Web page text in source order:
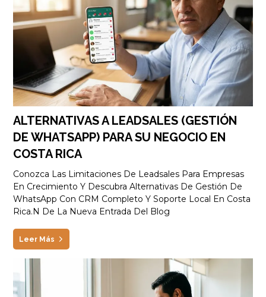
ALTERNATIVAS A LEADSALES (GESTIÓN
DE WHATSAPP) PARA SU NEGOCIO EN
COSTA RICA
Conozca Las Limitaciones De Leadsales Para Empresas
En Crecimiento Y Descubra Alternativas De Gestión De
WhatsApp Con CRM Completo Y Soporte Local En Costa
Rica.n De La Nueva Entrada Del Blog
Leer Más